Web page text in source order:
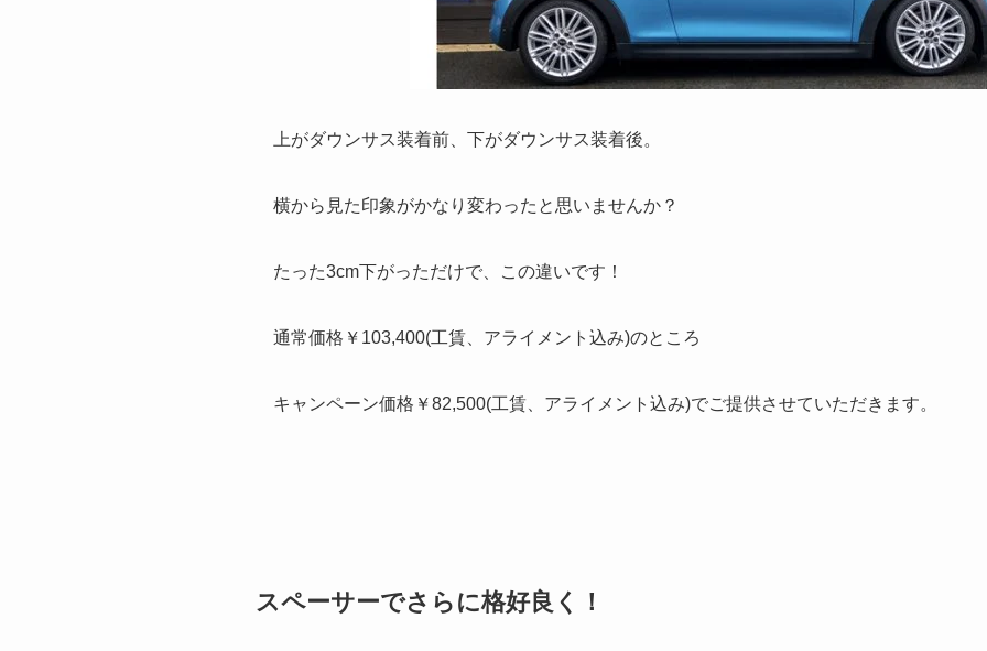
上がダウンサス装着前、下がダウンサス装着後。
横から見た印象がかなり変わったと思いませんか？
たった3cm下がっただけで、この違いです！
通常価格￥103,400(工賃、アライメント込み)のところ
キャンペーン価格￥82,500(工賃、アライメント込み)でご提供させていただきます。
スペーサーでさらに格好良く！